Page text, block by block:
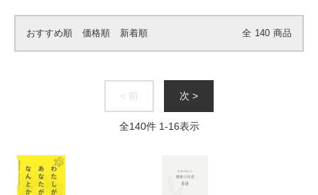
おすすめ順 価格順 新着順 全 140 商品
< 前 次 >
全140件 1-16表示